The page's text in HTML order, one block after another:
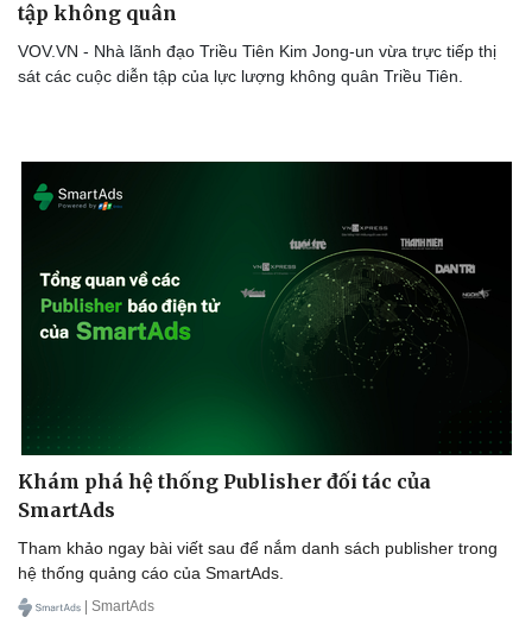
tập không quân
VOV.VN - Nhà lãnh đạo Triều Tiên Kim Jong-un vừa trực tiếp thị
sát các cuộc diễn tập của lực lượng không quân Triều Tiên.
Khám phá hệ thống Publisher đối tác của
SmartAds
Tham khảo ngay bài viết sau để nắm danh sách publisher trong
hệ thống quảng cáo của SmartAds.
| SmartAds